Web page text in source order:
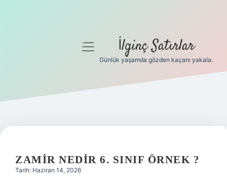
Gizlilik Politikası
Yasal Uyarı
menüyü
İlginç Satırlar
Günlük yaşamda gözden kaçanı yakala.
ZAMIR NEDIR 6. SINIF ÖRNEK ?
Tarih: Haziran 14, 2026